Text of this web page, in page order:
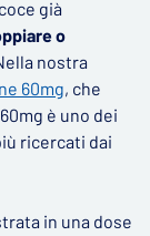
già
o
nostra
60mg, che
è uno dei
ricercati dai
in una dose